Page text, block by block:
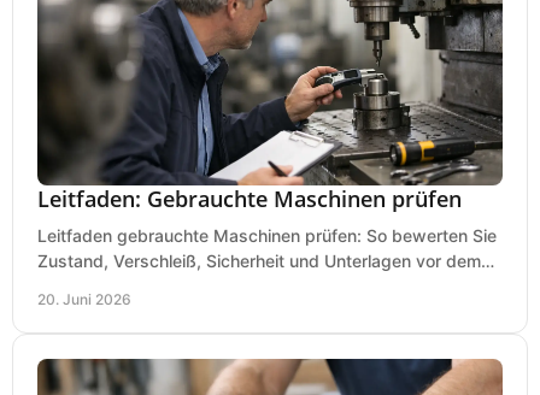
Leitfaden: Gebrauchte Maschinen prüfen
Leitfaden gebrauchte Maschinen prüfen: So bewerten Sie
Zustand, Verschleiß, Sicherheit und Unterlagen vor dem
20. Juni 2026